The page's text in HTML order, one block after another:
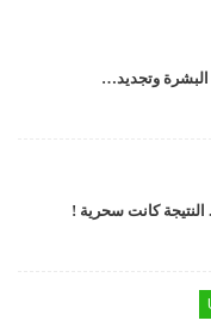
البشرة وتجديد…
كانت سحرية !